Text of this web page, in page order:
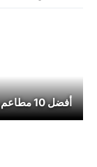
أفضل 10 مطاعم مدينة الملك عبدالله المالية 2026